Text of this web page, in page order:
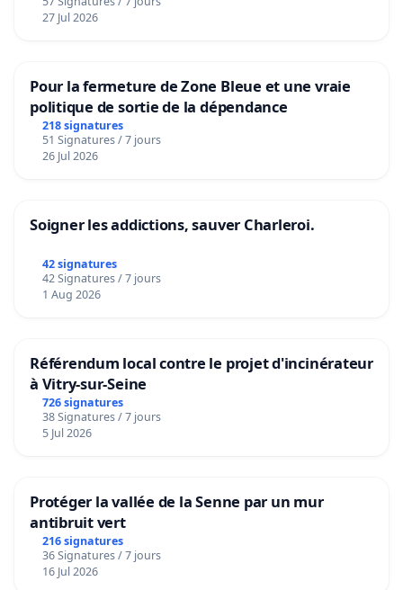
27 Jul 2026
Pour la fermeture de Zone Bleue et une vraie
politique de sortie de la dépendance
218 signatures
51 Signatures / 7 jours
26 Jul 2026
Soigner les addictions, sauver Charleroi.
42 signatures
42 Signatures / 7 jours
1 Aug 2026
Référendum local contre le projet d'incinérateur
à Vitry-sur-Seine
726 signatures
38 Signatures / 7 jours
5 Jul 2026
Protéger la vallée de la Senne par un mur
antibruit vert
216 signatures
36 Signatures / 7 jours
16 Jul 2026